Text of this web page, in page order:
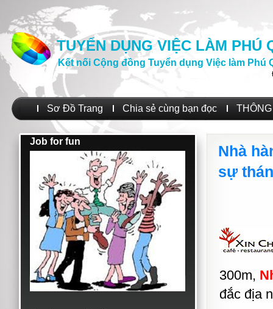
TUYỂN DỤNG VIỆC LÀM PHÚ
Kết nối Cộng đồng Tuyển dụng Việc làm Phú
Sơ Đồ Trang Chia sẻ cùng bạn đọc
Job for fun
Nhà
sự
300m,
đắc địa